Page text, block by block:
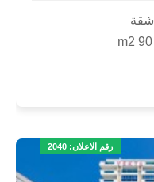
شقة
90 m2
رقم الاعلان: 2040